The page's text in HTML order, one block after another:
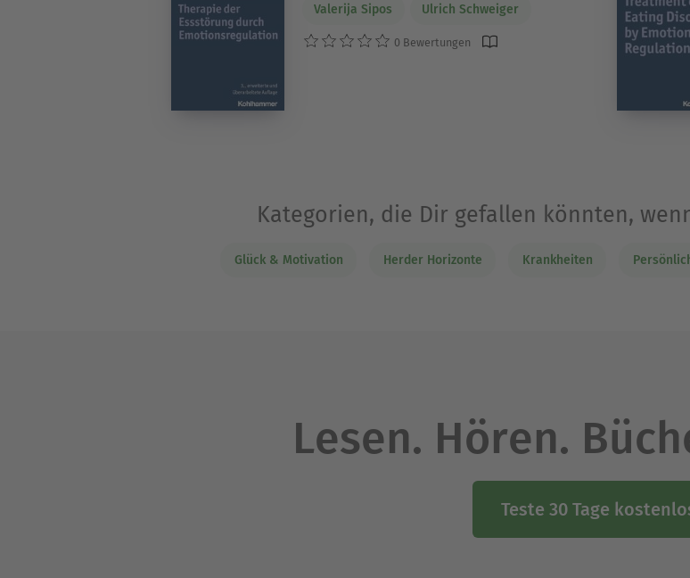
Valerija Sipos Ulrich Schweiger
0 Bewertungen
Kategorien, die Dir gefallen könnten,
Glück & Motivation Herder Horizonte Krankheiten
Lesen. Hören.
Teste 30 Tage